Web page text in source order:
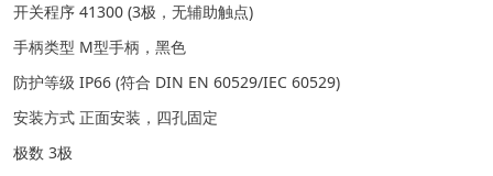
开关程序 41300 (3极，无辅助触点)
手柄类型 M型手柄，黑色
防护等级 IP66 (符合 DIN EN 60529/IEC 60529)
安装方式 正面安装，四孔固定
极数 3极